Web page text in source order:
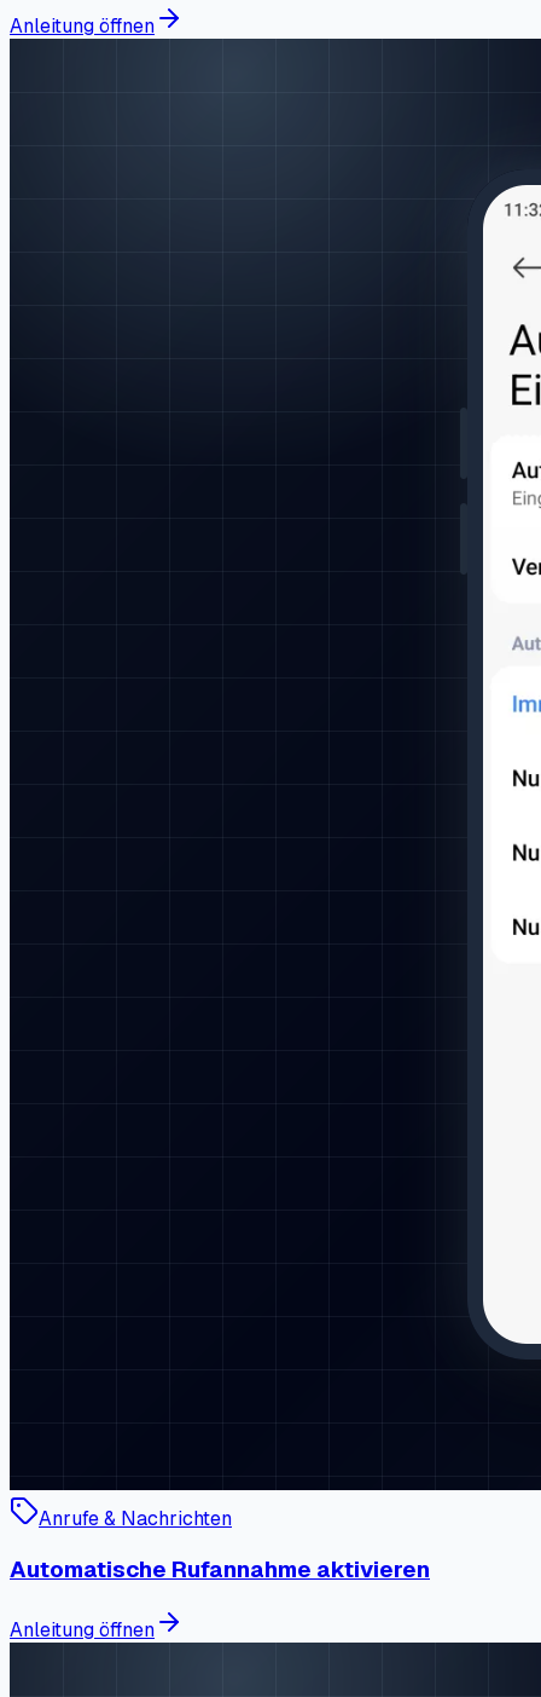
Anleitung öffnen
Anrufe & Nachrichten
Automatische Rufannahme aktivieren
Anleitung öffnen